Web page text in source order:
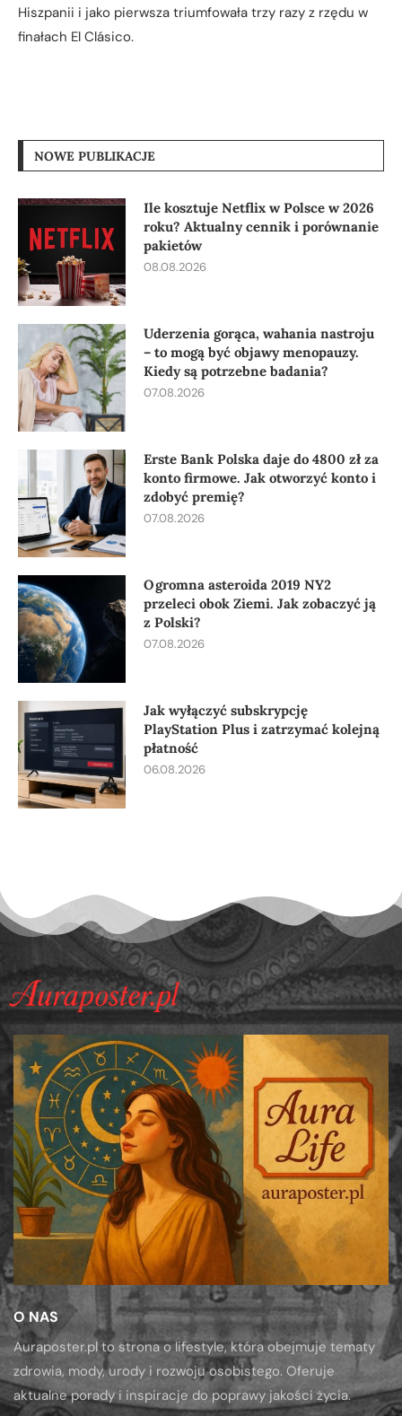
Hiszpanii i jako pierwsza triumfowała trzy razy z rzędu w
finałach El Clásico.
NOWE PUBLIKACJE
Ile kosztuje Netflix w Polsce w 2026
roku? Aktualny cennik i porównanie
pakietów
08.08.2026
Uderzenia gorąca, wahania nastroju
– to mogą być objawy menopauzy.
Kiedy są potrzebne badania?
07.08.2026
Erste Bank Polska daje do 4800 zł za
konto firmowe. Jak otworzyć konto i
zdobyć premię?
07.08.2026
Ogromna asteroida 2019 NY2
przeleci obok Ziemi. Jak zobaczyć ją
z Polski?
07.08.2026
Jak wyłączyć subskrypcję
PlayStation Plus i zatrzymać kolejną
płatność
06.08.2026
O NAS
Auraposter.pl to strona o lifestyle, która obejmuje tematy
zdrowia, mody, urody i rozwoju osobistego. Oferuje
aktualne porady i inspiracje do poprawy jakości życia.